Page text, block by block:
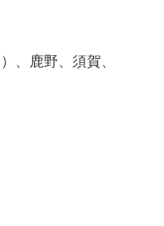
鹿野、須賀、